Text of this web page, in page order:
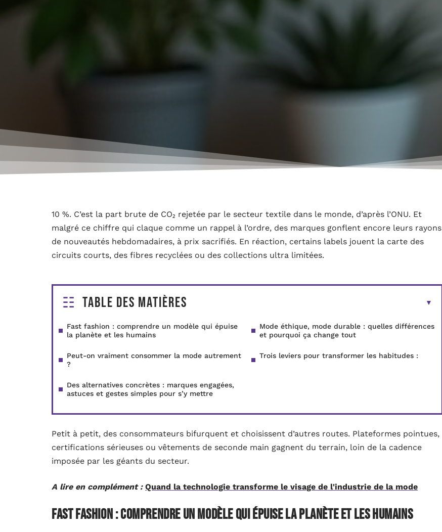
10 %. C’est la part brute de CO₂ rejetée par le secteur textile dans le monde, d’après l’ONU. Et
malgré ce chiffre qui claque comme un rappel à l’ordre, des marques gonflent encore leurs rayons
de nouveautés hebdomadaires, à prix sacrifiés. En réaction, certains labels jouent la carte des
circuits courts, des fibres recyclées ou des collections ultra limitées.
Table des matières
Fast fashion : comprendre un modèle qui épuise
la planète et les humains
Mode éthique, mode durable : quelles différences
et pourquoi ça change tout
Peut-on vraiment consommer la mode autrement
?
Trois leviers pour transformer les habitudes :
Des alternatives concrètes : marques engagées,
astuces et gestes simples pour s’y mettre
Petit à petit, des consommateurs bifurquent et choisissent d’autres routes. Plateformes pointues,
certifications sérieuses ou vêtements de seconde main gagnent du terrain, loin de la cadence
imposée par les géants du secteur.
A lire en complément : Quand la technologie transforme le visage de l'industrie de la mode
Fast fashion : comprendre un modèle qui épuise la planète et les humains